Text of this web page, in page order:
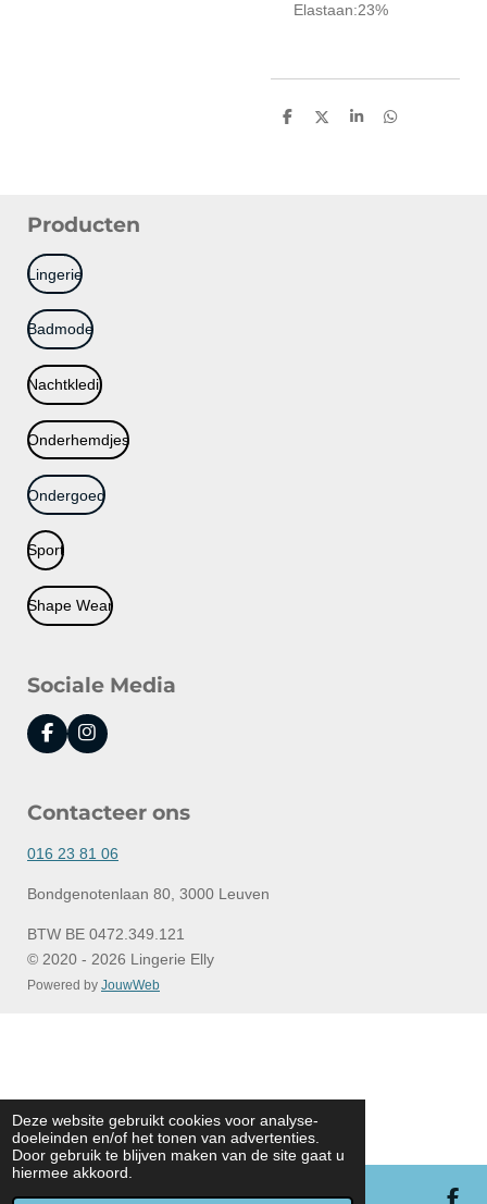
Deze website gebruikt cookies voor analyse-
doeleinden en/of het tonen van advertenties.
Door gebruik te blijven maken van de site gaat u
hiermee akkoord.
Elastaan:23%
D
D
S
D
Producten
Lingerie
Badmode
Nachtkledij
Onderhemdjes
Ondergoed
Sport
Shape Wear
Sociale Media
F
a
b
o
k
I
n
a
r
a
Contacteer ons
016 23 81 06
Bondgenotenlaan 80, 3000 Leuven
BTW BE 0472.349.121
© 2020 - 2026 Lingerie Elly
Powered by JouwWeb